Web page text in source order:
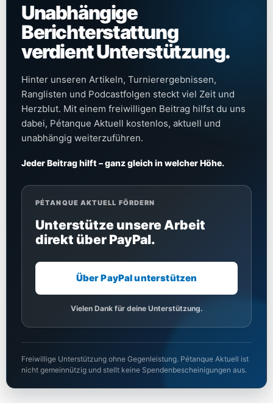
Unabhängige
Berichterstattung
verdient Unterstützung.
Hinter unseren Artikeln, Turnierergebnissen,
Ranglisten und Podcastfolgen steckt viel Zeit und
Herzblut. Mit einem freiwilligen Beitrag hilfst du uns
dabei, Pétanque Aktuell kostenlos, aktuell und
unabhängig weiterzuführen.
Jeder Beitrag hilft – ganz gleich in welcher Höhe.
PÉTANQUE AKTUELL FÖRDERN
Unterstütze unsere Arbeit
direkt über PayPal.
Über PayPal unterstützen
Vielen Dank für deine Unterstützung.
Freiwillige Unterstützung ohne Gegenleistung. Pétanque Aktuell ist
nicht gemeinnützig und stellt keine Spendenbescheinigungen aus.